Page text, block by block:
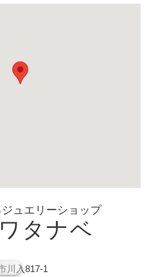
ュエリーショップ
タナベ
川入817-1